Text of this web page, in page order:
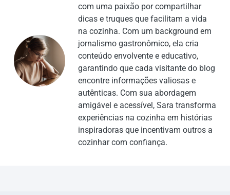
com uma paixão por compartilhar
dicas e truques que facilitam a vida
na cozinha. Com um background em
jornalismo gastronômico, ela cria
conteúdo envolvente e educativo,
garantindo que cada visitante do blog
encontre informações valiosas e
autênticas. Com sua abordagem
amigável e acessível, Sara transforma
experiências na cozinha em histórias
inspiradoras que incentivam outros a
cozinhar com confiança.